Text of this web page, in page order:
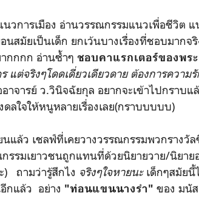
วการเมือง อ่านวรรณกรรมแนวเพื่อชีวิต
สมัยเป็นเด็ก ยกเว้นบางเรื่องที่ชอบมากจริ
กกกก อ่านซ้ำๆ ชอบคาแรกเตอร์ของพร
แต่จริงๆโดดเดี่ยวเดียวดาย ต้องการความ
าจารย์ ว.วินิจฉัยกุล อยากจะเข้าไปกราบแ
ลใจให้หนูหลายเรื่องเลย(กราบบบบบ)
ล้ว เชลฟ์ที่เคยวางวรรณกรรมพวกรางวั
รรมเยาวชนถูกแทนที่ด้วยนิยายวาย/นิยา
) ถามว่ารู้สึกไง จริงๆใจหายนะเด็กๆสมัยนี้
กแล้ว อย่าง "ท่อนแขนนางรำ" ของ มนั